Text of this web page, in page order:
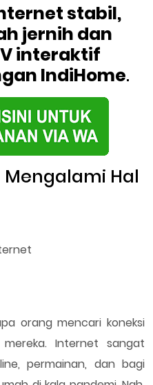
stabil,
jernih dan
interaktif
IndiHome.
Hal
orang mencari koneksi
Internet sangat
permainan, dan bagi